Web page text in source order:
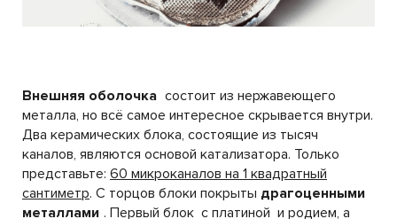
Внешняя оболочка состоит из нержавеющего
металла, но всё самое интересное скрывается внутри.
Два керамических блока, состоящие из тысяч
каналов, являются основой катализатора. Только
представьте: 60 микроканалов на 1 квадратный
сантиметр. С торцов блоки покрыты драгоценными
металлами . Первый блок с платиной и родием, а